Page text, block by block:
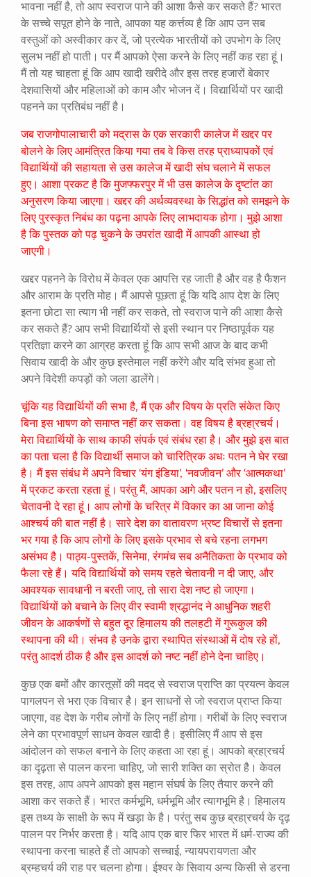
भावना नहीं है, तो आप स्वराज पाने की आशा कैसे कर सकते हैं? भारत
के सच्चे सपूत होने के नाते, आपका यह कर्त्तव्य है कि आप उन सब
वस्तुओं को अस्वीकार कर दें, जो प्रत्येक भारतीयों को उपभोग के लिए
सुलभ नहीं हो पाती। पर मैं आपको ऐसा करने के लिए नहीं कह रहा हूं।
मैं तो यह चाहता हूं कि आप खादी खरीदे और इस तरह हजारों बेकार
देशवासियों और महिलाओं को काम और भोजन दें। विद्यार्थियों पर खादी
पहनने का प्रतिबंध नहीं है।
जब राजगोपालाचारी को मद्रास के एक सरकारी कालेज में खद्दर पर
बोलने के लिए आमंत्रित किया गया तब वे किस तरह प्राध्यापकों एवं
विद्यार्थियों की सहायता से उस कालेज में खादी संघ चलाने में सफल
हुए। आशा प्रकट है कि मुजफ्फरपुर में भी उस कालेज के दृष्टांत का
अनुसरण किया जाएगा। खद्दर की अर्थव्यवस्था के सिद्धांत को समझने के
लिए पुरस्कृत निबंध का पढ़ना आपके लिए लाभदायक होगा। मुझे आशा
है कि पुस्तक को पढ़ चुकने के उपरांत खादी में आपकी आस्था हो
जाएगी।
खद्दर पहनने के विरोध में केवल एक आपत्ति रह जाती है और वह है फैशन
और आराम के प्रति मोह। मैं आपसे पूछता हूं कि यदि आप देश के लिए
इतना छोटा सा त्याग भी नहीं कर सकते, तो स्वराज पाने की आशा कैसे
कर सकते हैं? आप सभी विद्यार्थियों से इसी स्थान पर निष्ठापूर्वक यह
प्रतिज्ञा करने का आग्रह करता हूं कि आप सभी आज के बाद कभी
सिवाय खादी के और कुछ इस्तेमाल नहीं करेंगे और यदि संभव हुआ तो
अपने विदेशी कपड़ों को जला डालेंगे।
चूंकि यह विद्यार्थियों की सभा है, मैं एक और विषय के प्रति संकेत किए
बिना इस भाषण को समाप्त नहीं कर सकता। वह विषय है ब्रहा्रचर्य।
मेरा विद्यार्थियों के साथ काफी संपर्क एवं संबंध रहा है। और मुझे इस बात
का पता चला है कि विद्यार्थी समाज को चारित्रिक अधः पतन ने घेर रखा
है। मैं इस संबंध में अपने विचार ‘यंग इंडिया’, ‘नवजीवन’ और ‘आत्मकथा’
में प्रकट करता रहता हूं। परंतु मैं, आपका आगे और पतन न हो, इसलिए
चेतावनी दे रहा हूं। आप लोगों के चरित्र में विकार का आ जाना कोई
आश्चर्य की बात नहीं है। सारे देश का वातावरण भ्रष्ट विचारों से इतना
भर गया है कि आप लोगों के लिए इसके प्रभाव से बचे रहना लगभग
असंभव है। पाठ्य-पुस्तकें, सिनेमा, रंगमंच सब अनैतिकता के प्रभाव को
फैला रहे हैं। यदि विद्यार्थियों को समय रहते चेतावनी न दी जाए, और
आवश्यक सावधानी न बरती जाए, तो सारा देश नष्ट हो जाएगा।
विद्यार्थियों को बचाने के लिए वीर स्वामी श्रद्धानंद ने आधुनिक शहरी
जीवन के आकर्षणों से बहुत दूर हिमालय की तलहटी में गुरूकुल की
स्थापना की थी। संभव है उनके द्वारा स्थापित संस्थाओं में दोष रहे हों,
परंतु आदर्श ठीक है और इस आदर्श को नष्ट नहीं होने देना चाहिए।
कुछ एक बमों और कारतूसों की मदद से स्वराज प्राप्ति का प्रयत्न केवल
पागलपन से भरा एक विचार है। इन साधनों से जो स्वराज प्राप्त किया
जाएगा, वह देश के गरीब लोगों के लिए नहीं होगा। गरीबों के लिए स्वराज
लेने का प्रभावपूर्ण साधन केवल खादी है। इसीलिए मैं आप से इस
आंदोलन को सफल बनाने के लिए कहता आ रहा हूं। आपको ब्रहा्रचर्य
का दृढ़ता से पालन करना चाहिए, जो सारी शक्ति का स्रोत है। केवल
इस तरह, आप अपने आपको इस महान संघर्ष के लिए तैयार करने की
आशा कर सकते हैं। भारत कर्मभूमि, धर्मभूमि और त्यागभूमि है। हिमालय
इस तथ्य के साक्षी के रूप में खड़ा के है। परंतु सब कुछ ब्रहा्रचर्य के दृढ़
पालन पर निर्भर करता है। यदि आप एक बार फिर भारत में धर्म-राज्य की
स्थापना करना चाहते हैं तो आपको सच्चाई, न्यायपरायणता और
ब्रम्हचर्य की राह पर चलना होगा। ईश्वर के सिवाय अन्य किसी से डरना